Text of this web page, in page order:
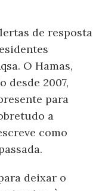
de resposta
O Hamas,
desde 2007,
para
a
como
deixar o